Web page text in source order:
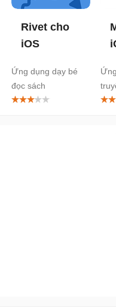
Rivet cho
iOS
Ứng dụng dạy bé
đọc sách